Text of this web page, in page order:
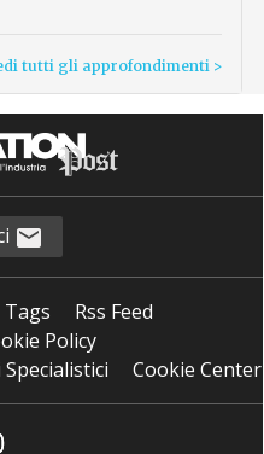
tutti gli approfondimenti >
Tags
Rss Feed
Policy
Cookie Center